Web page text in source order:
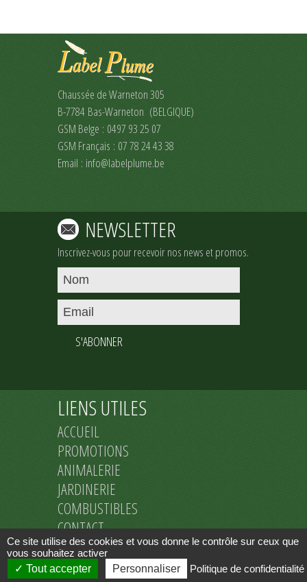
Chaussée de Warneton 305
B-7784 Bas-Warneton (BELGIQUE)
GSM Belge : 0497 93 25 07
GSM Français : 07 78 24 43 38
Email : info@labelplume.be
NEWSLETTER
Inscrivez-vous pour recevoir nos news et promos.
S'ABONNER
LIENS UTILES
ACCUEIL
PROMOTIONS
ANIMALERIE
JARDINERIE
COMBUSTIBLES
CONTACT
MENTIONS LEGALES
Copyright © 2026Label Plume
Ce site utilise des cookies et vous donne le contrôle sur ceux que
vous souhaitez activer
Tout accepter
Personnaliser Politique de confidentialité